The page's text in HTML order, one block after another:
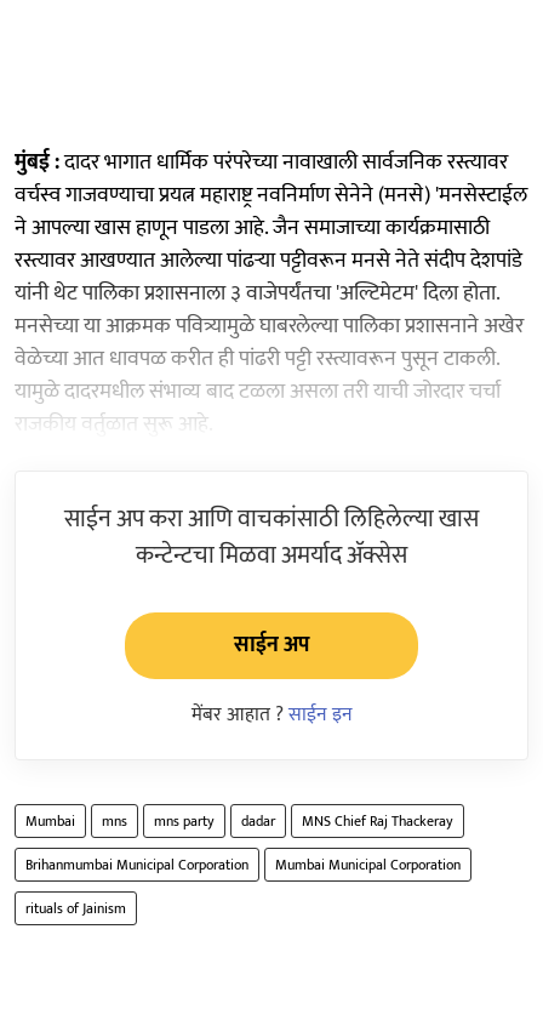
मुंबई :दादर भागात धार्मिक परंपरेच्या नावाखाली सार्वजनिक रस्त्यावर
वर्चस्व गाजवण्याचा प्रयत्न महाराष्ट्र नवनिर्माण सेनेने (मनसे) 'मनसेस्टाईल
ने आपल्या खास हाणून पाडला आहे. जैन समाजाच्या कार्यक्रमासाठी
रस्त्यावर आखण्यात आलेल्या पांढऱ्या पट्टीवरून मनसे नेते संदीप देशपांडे
यांनी थेट पालिका प्रशासनाला ३ वाजेपर्यंतचा 'अल्टिमेटम' दिला होता.
मनसेच्या या आक्रमक पवित्र्यामुळे घाबरलेल्या पालिका प्रशासनाने अखेर
वेळेच्या आत धावपळ करीत ही पांढरी पट्टी रस्त्यावरून पुसून टाकली.
यामुळे दादरमधील संभाव्य बाद टळला असला तरी याची जोरदार चर्चा
राजकीय वर्तुळात सुरू आहे.
साईन अप करा आणि वाचकांसाठी लिहिलेल्या खास
कन्टेन्टचा मिळवा अमर्याद ॲक्सेस
साईन अप
मेंबर आहात ?साईन इन
Mumbai mns mns party dadar
MNS Chief Raj Thackeray
Brihanmumbai Municipal Corporation
Mumbai Municipal Corporation
rituals of Jainism